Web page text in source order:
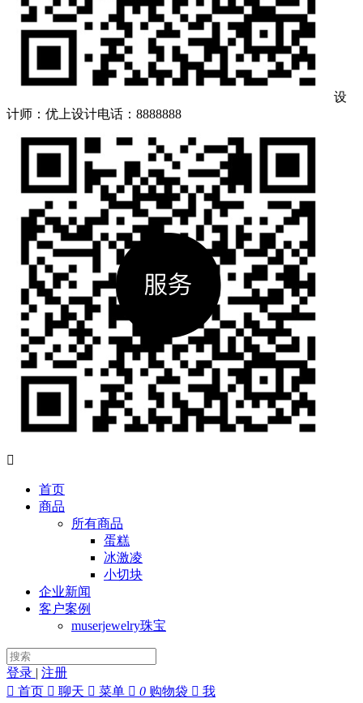
设
计师：优上设计电话：8888888

首页
商品
所有商品
蛋糕
冰激凌
小切块
企业新闻
客户案例
muserjewelry珠宝
登录 | 注册
 首页  聊天  菜单  0 购物袋  我